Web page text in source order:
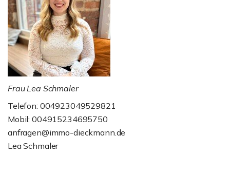
Frau Lea Schmaler
Telefon: 004923049529821
Mobil: 004915234695750
anfragen@immo-dieckmann.de
Lea Schmaler